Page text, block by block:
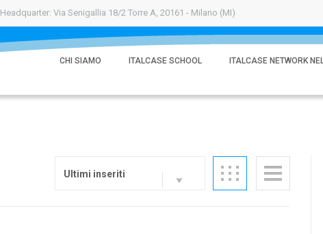
Headquarter: Via Senigallia 18/2 Torre A, 20161 - Milano (MI)
CHI SIAMO ITALCASE SCHOOL ITALCASE NETWORK
Ultimi inseriti